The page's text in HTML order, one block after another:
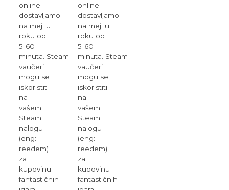
online -
dostavljamo
na mejl u
roku od
5-60
minuta. Steam
vaučeri
mogu se
iskoristiti
na
vašem
Steam
nalogu
(eng:
reedem)
za
kupovinu
fantastičnih
online -
dostavljamo
na mejl u
roku od
5-60
minuta. Steam
vaučeri
mogu se
iskoristiti
na
vašem
Steam
nalogu
(eng:
reedem)
za
kupovinu
fantastičnih